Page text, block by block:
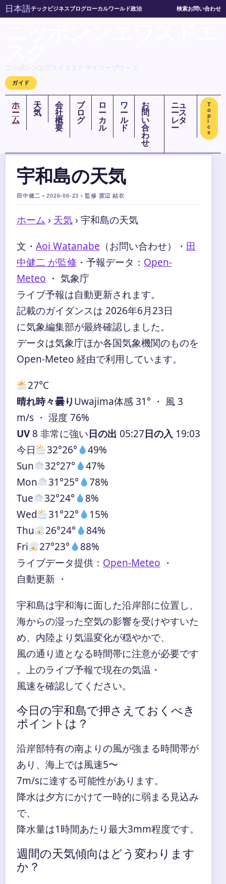
日本語テック ビジネスブログローカルワールド政治 検索お問い合わせ
ニッポンンエワスドエスク デイリーブリーフ
ガイド
ホ
ー
ム
天
気
会
社
概
要
ブ
ロ
グ
ロ
ー
カ
ル
ワ
ー
ル
ド
お
問
い
合
わ
せ
ニュ
ース
レタ
ー
T
o
p
i
c
s
宇和島の天気
田中健二 • 2026-06-23 • 監修 渡辺 結衣
ホーム › 天気 › 宇和島の天気
文・ Aoi Watanabe （お問い合わせ） ・ 田
中健二 が監修 ・ 予報データ： Open-
Meteo ・ 気象庁
ライブ予報は自動更新されます。
記載のガイダンスは 2026年6月23日
に気象編集部が最終確認しました。
データは気象庁ほか各国気象機関のものを
Open-Meteo 経由で利用しています。
27°C
晴れ時々曇りUwajima体感 31° ・ 風 3
m/s ・ 湿度 76%
UV8 非常に強い日の出 05:27日の入 19:03
今日
32°26°
49%
Sun
32°27°
47%
Mon
31°25°
78%
Tue
32°24°
8%
Wed
31°22°
15%
Thu
26°24°
84%
Fri
27°23°
88%
ライブデータ提供： Open-Meteo ・
自動更新 ・
宇和島は宇和海に面した沿岸部に位置し、
海からの湿った空気の影響を受けやすいた
め、内陸より気温変化が穏やかで、
風の通り道となる時間帯に注意が必要です
。上のライブ予報で現在の気温・
風速を確認してください。
今日の宇和島で押さえておくべき
ポイントは？
沿岸部特有の南よりの風が強まる時間帯が
あり、海上では風速5〜
7m/sに達する可能性があります。
降水は夕方にかけて一時的に弱まる見込み
で、
降水量は1時間あたり最大3mm程度です。
週間の天気傾向はどう変わります
か？